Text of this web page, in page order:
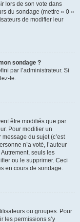
lors de son vote dans
du sondage (mettre « 0 »
de modifier leur
sondage ?
par l’administrateur. Si
le.
être modifiés que par
Pour modifier un
du sujet (c’est
n’a voté, l’auteur
seuls les
ou le supprimer. Ceci
en cours de sondage.
ou groupes. Pour
les permissions s’y